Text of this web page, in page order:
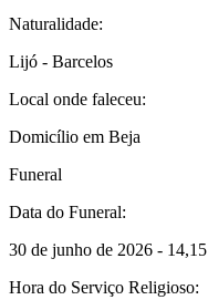
Naturalidade:
Lijó - Barcelos
Local onde faleceu:
Domicílio em Beja
Funeral
Data do Funeral:
30 de junho de 2026 - 14,15
Hora do Serviço Religioso: